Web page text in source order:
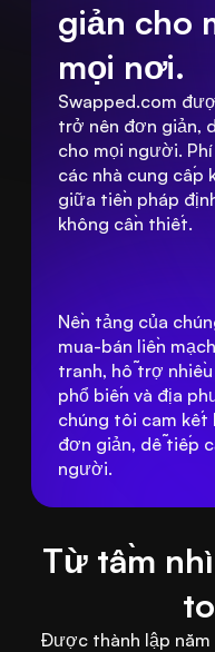
giản cho
mọi nơi.
Swapped.com
trở nên đơn giản,
cho mọi người.
các nhà cung cấp
giữa tiền pháp
không cần thiết.
Nền tảng của
mua-bán liền
tranh, hỗ trợ
phổ biến và địa
chúng tôi cam
đơn giản, dễ tiếp
người.
Từ tầm
Được thành lập năm